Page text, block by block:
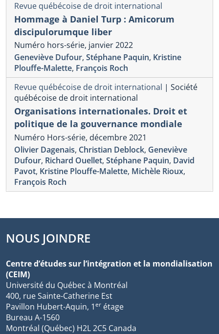
Revue québécoise de droit international
Hommage à Daniel Turp : Amicorum
discipulorumque liber
Numéro hors-série, janvier 2022
Geneviève Dufour, Stéphane Paquin, Kristine
Plouffe-Malette, François Roch
Revue québécoise de droit international | Société
québécoise de droit international
Organisations internationales. Droit et
politique de la gouvernance mondiale
Numéro Hors-série, décembre 2021
Olivier Dagenais, Christian Deblock, Geneviève
Dufour, Richard Ouellet, Stéphane Paquin, David
Pavot, Kristine Plouffe-Malette, Michèle Rioux,
François Roch
NOUS JOINDRE
Centre d’études sur l’intégration et la mondialisation
(CEIM)
Université du Québec à Montréal
400, rue Sainte-Catherine Est
Pavillon Hubert-Aquin, 1er étage
Bureau A-1560
Montréal (Québec) H2L 2C5 Canada